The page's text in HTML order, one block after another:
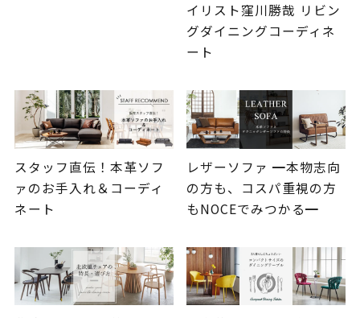
イリスト窪川勝哉 リビン
グダイニングコーディネ
ート
スタッフ直伝！本革ソフ
ァのお手入れ＆コーディ
ネート
レザーソファ ━本物志向
の方も、コスパ重視の方
もNOCEでみつかる━